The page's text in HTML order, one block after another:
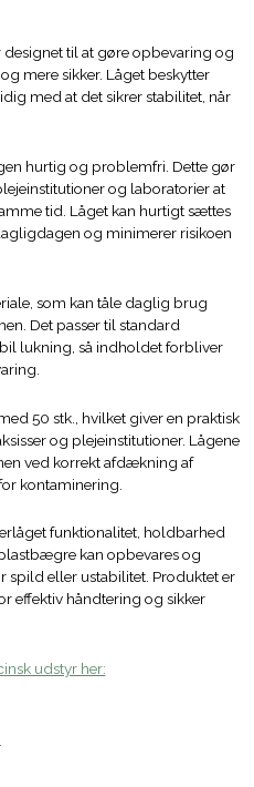
til at gøre opbevaring og
mere sikker. Låget beskytter
med at det sikrer stabilitet, når
hurtig og problemfri. Dette gør
og laboratorier at
tid. Låget kan hurtigt sættes
og minimerer risikoen
som kan tåle daglig brug
Det passer til standard
lukning, så indholdet forbliver
50 stk., hvilket giver en praktisk
og plejeinstitutioner. Lågene
ved korrekt afdækning af
kontaminering.
funktionalitet, holdbarhed
kan opbevares og
spild eller ustabilitet. Produktet er
effektiv håndtering og sikker
udstyr her: